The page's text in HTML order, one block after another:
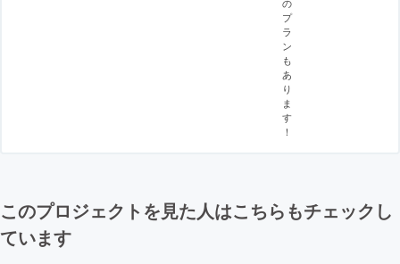
プ
ラ
ン
も
あ
り
ま
す
！
このプロジェクトを見た人はこちらもチェックし
ています